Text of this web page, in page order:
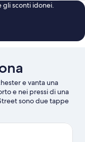
83 €
gli sconti idonei.
e vanta una
e nei pressi di una
sono due tappe
A livello
o spettacoli a